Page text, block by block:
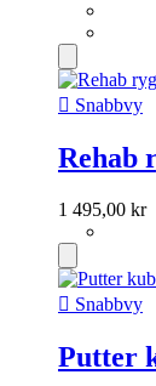
 Snabbvy
Rehab
1 495,00 kr
 Snabbvy
Putter